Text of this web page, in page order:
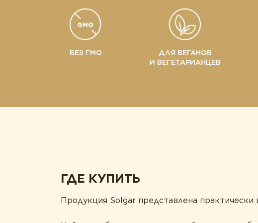
БЕЗ ГМО
ДЛЯ ВЕГАНОВ
И ВЕГЕТАРИАНЦЕВ
ГДЕ КУПИТЬ
Продукция Solgar представлена практически